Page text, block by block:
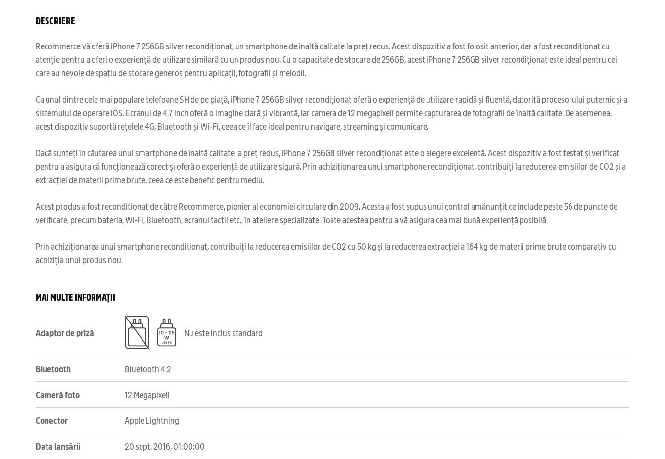
DESCRIERE
Recommerce vă oferă iPhone 7 256GB silver recondiționat, un smartphone de înaltă calitate la preț redus. Acest dispozitiv a fost folosit anterior, dar a fost recondiționat cu
atenție pentru a oferi o experiență de utilizare similară cu un produs nou. Cu o capacitate de stocare de 256GB, acest iPhone 7 256GB silver recondiționat este ideal pentru cei
care au nevoie de spațiu de stocare generos pentru aplicații, fotografii și melodii.
Ca unul dintre cele mai populare telefoane SH de pe piață, iPhone 7 256GB silver recondiționat oferă o experiență de utilizare rapidă și fluentă, datorită procesorului puternic și a
sistemului de operare iOS. Ecranul de 4,7 inch oferă o imagine clară și vibrantă, iar camera de 12 megapixeli permite capturarea de fotografii de înaltă calitate. De asemenea,
acest dispozitiv suportă rețelele 4G, Bluetooth și Wi-Fi, ceea ce îl face ideal pentru navigare, streaming și comunicare.
Dacă sunteți în căutarea unui smartphone de înaltă calitate la preț redus, iPhone 7 256GB silver recondiționat este o alegere excelentă. Acest dispozitiv a fost testat și verificat
pentru a asigura că funcționează corect și oferă o experiență de utilizare sigură. Prin achiziționarea unui smartphone recondiționat, contribuiți la reducerea emisiilor de CO2 și a
extracției de materii prime brute, ceea ce este benefic pentru mediu.
Acest produs a fost reconditionat de către Recommerce, pionier al economiei circulare din 2009. Acesta a fost supus unui control amănunțit ce include peste 56 de puncte de
verificare, precum bateria, Wi-Fi, Bluetooth, ecranul tactil etc., în ateliere specializate. Toate acestea pentru a vă asigura cea mai bună experiență posibilă.
Prin achiziționarea unui smartphone reconditionat, contribuiți la reducerea emisiilor de CO2 cu 50 kg și la reducerea extracției a 164 kg de materii prime brute comparativ cu
achiziția unui produs nou.
MAI MULTE INFORMAȚII
Adaptor de priză Nu este inclus standard
Bluetooth Bluetooth 4.2
Cameră foto 12 Megapixeli
Conector Apple Lightning
Data lansării 20 sept. 2016, 01:00:00